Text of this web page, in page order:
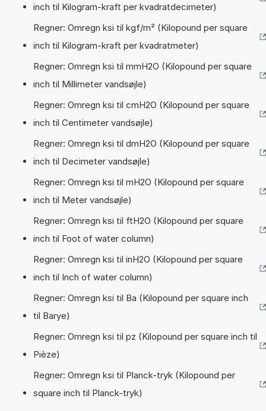
inch til Kilogram-kraft per kvadratdecimeter)
Regner: Omregn ksi til kgf/m² (Kilopound per square
inch til Kilogram-kraft per kvadratmeter)
Regner: Omregn ksi til mmH2O (Kilopound per square
inch til Millimeter vandsøjle)
Regner: Omregn ksi til cmH2O (Kilopound per square
inch til Centimeter vandsøjle)
Regner: Omregn ksi til dmH2O (Kilopound per square
inch til Decimeter vandsøjle)
Regner: Omregn ksi til mH2O (Kilopound per square
inch til Meter vandsøjle)
Regner: Omregn ksi til ftH2O (Kilopound per square
inch til Foot of water column)
Regner: Omregn ksi til inH2O (Kilopound per square
inch til Inch of water column)
Regner: Omregn ksi til Ba (Kilopound per square inch
til Barye)
Regner: Omregn ksi til pz (Kilopound per square inch til
Pièze)
Regner: Omregn ksi til Planck-tryk (Kilopound per
square inch til Planck-tryk)